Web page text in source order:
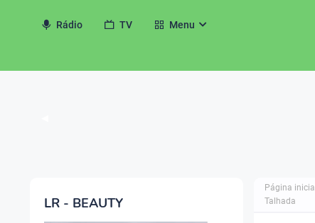
Rádio TV Menu
LR - BEAUTY
Página inicial
Talhada